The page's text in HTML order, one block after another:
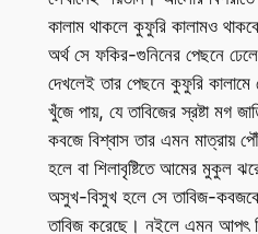
কালাম থাকলে কুফুরি কালামও
অর্থ সে ফকির-গুনিনের পেছনে
দেখলেই তার পেছনে কুফুরি কালামে
খুঁজে পায়, যে তাবিজের স্রষ্টা মগ
কবজে বিশ্বাস তার এমন মাত্রায়
হলে বা শিলাবৃষ্টিতে আমের মুকুল
অসুখ-বিসুখ হলে সে তাবিজ-
তাবিজ করেছে। নইলে এমন আপৎ